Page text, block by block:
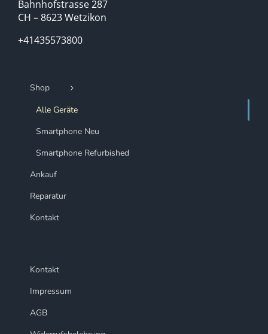
Bahnhofstrasse 287
CH – 8623 Wetzikon
+41435573800
Shop
Alle Geräte
Smartphone Neu
Smartphone Refurbished
Ankauf
Reparatur
Kontakt
Kontakt
Impressum
AGB